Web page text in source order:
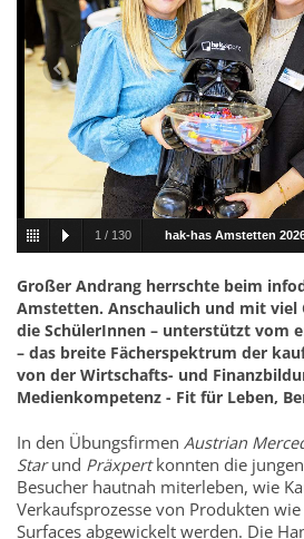
1 / 130 hak-has Amstetten
Großer Andrang herrschte beim
Amstetten. Anschaulich und mit viel
die SchülerInnen – unterstützt vom
– das breite Fächerspektrum der
von der Wirtschafts- und
Medienkompetenz - Fit für Leben,
In den Übungsfirmen Austrian
Starund Präxpertkonnten die
Besucher hautnah miterleben, wie
Verkaufsprozesse von Produkten
Surfaces abgewickelt werden. Die